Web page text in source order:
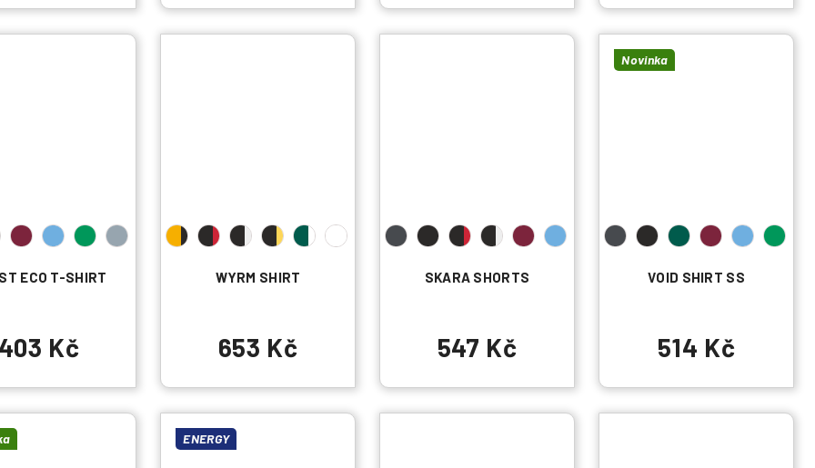
ECO T-SHIRT
403 Kč
WYRM SHIRT
653 Kč
SKARA SHORTS
547 Kč
Novinka
VOID SHIRT SS
514 Kč
ENERGY